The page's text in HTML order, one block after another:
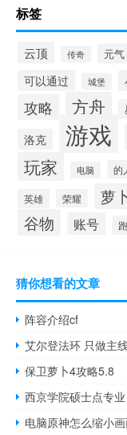
标签
云顶 传奇 元气
可以通过 城堡
攻略
方舟
洛克 游戏
玩家 电脑 的
英雄 荣耀 萝
谷物 账号
猜你想看的文章
阵容介绍cf
艾尔登法环 只做主
保卫萝卜4攻略5.8
西京学院硕士点专业
电脑原神怎么缩小